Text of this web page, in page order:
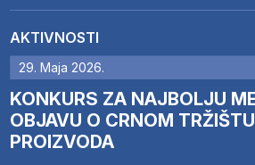
AKTIVNOSTI
29. Maja 2026.
KONKURS ZA NAJBOLJU
OBJAVU O CRNOM
PROIZVODA